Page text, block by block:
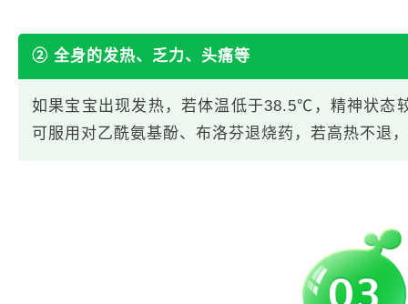
② 全身的发热、乏力、头痛等
如果宝宝出现发热，若体温低于38.5℃，精神状态
可服用对乙酰氨基酚、布洛芬退烧药，若高热不退